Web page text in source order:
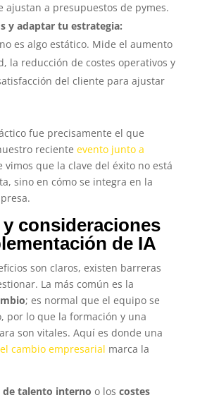
ajustan a presupuestos de pymes.
y adaptar tu estrategia:
es algo estático. Mide el aumento
la reducción de costes operativos y
del cliente para ajustar
fue precisamente el que
reciente evento junto a
vimos que la clave del éxito no está
sino en cómo se integra en la
consideraciones
de IA
son claros, existen barreras
La más común es la
; es normal que el equipo se
por lo que la formación y una
son vitales. Aquí es donde una
cambio empresarial marca la
de talento interno o los costes